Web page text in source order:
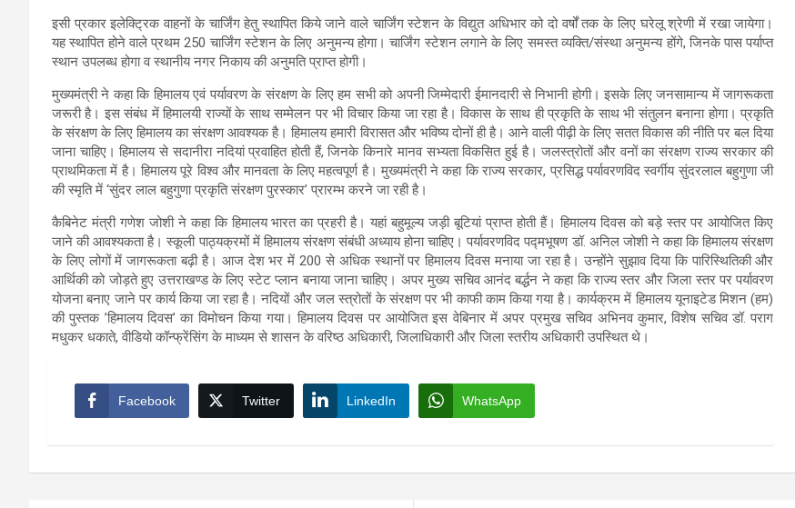
इसी प्रकार इलेक्ट्रिक वाहनों के चार्जिंग हेतु स्थापित किये जाने वाले चार्जिंग स्टेशन के विद्युत अधिभार को दो वर्षों तक के लिए घरेलू श्रेणी में रखा जायेगा।
यह स्थापित होने वाले प्रथम 250 चार्जिंग स्टेशन के लिए अनुमन्य होगा। चार्जिंग स्टेशन लगाने के लिए समस्त व्यक्ति/संस्था अनुमन्य होंगे, जिनके पास पर्याप्त
स्थान उपलब्ध होगा व स्थानीय नगर निकाय की अनुमति प्राप्त होगी।
मुख्यमंत्री ने कहा कि हिमालय एवं पर्यावरण के संरक्षण के लिए हम सभी को अपनी जिम्मेदारी ईमानदारी से निभानी होगी। इसके लिए जनसामान्य में जागरूकता
जरूरी है। इस संबंध में हिमालयी राज्यों के साथ सम्मेलन पर भी विचार किया जा रहा है। विकास के साथ ही प्रकृति के साथ भी संतुलन बनाना होगा। प्रकृति
के संरक्षण के लिए हिमालय का संरक्षण आवश्यक है। हिमालय हमारी विरासत और भविष्य दोनों ही है। आने वाली पीढ़ी के लिए सतत विकास की नीति पर बल दिया
जाना चाहिए। हिमालय से सदानीरा नदियां प्रवाहित होती हैं, जिनके किनारे मानव सभ्यता विकसित हुई है। जलस्त्रोतों और वनों का संरक्षण राज्य सरकार की
प्राथमिकता में है। हिमालय पूरे विश्व और मानवता के लिए महत्वपूर्ण है। मुख्यमंत्री ने कहा कि राज्य सरकार, प्रसिद्ध पर्यावरणविद स्वर्गीय सुंदरलाल बहुगुणा जी
की स्मृति में ‘सुंदर लाल बहुगुणा प्रकृति संरक्षण पुरस्कार’ प्रारम्भ करने जा रही है।
कैबिनेट मंत्री गणेश जोशी ने कहा कि हिमालय भारत का प्रहरी है। यहां बहुमूल्य जड़ी बूटियां प्राप्त होती हैं। हिमालय दिवस को बड़े स्तर पर आयोजित किए
जाने की आवश्यकता है। स्कूली पाठ्यक्रमों में हिमालय संरक्षण संबंधी अध्याय होना चाहिए। पर्यावरणविद पद्मभूषण डॉ. अनिल जोशी ने कहा कि हिमालय संरक्षण
के लिए लोगों में जागरूकता बढ़ी है। आज देश भर में 200 से अधिक स्थानों पर हिमालय दिवस मनाया जा रहा है। उन्होंने सुझाव दिया कि पारिस्थितिकी और
आर्थिकी को जोड़ते हुए उत्तराखण्ड के लिए स्टेट प्लान बनाया जाना चाहिए। अपर मुख्य सचिव आनंद बर्द्धन ने कहा कि राज्य स्तर और जिला स्तर पर पर्यावरण
योजना बनाए जाने पर कार्य किया जा रहा है। नदियों और जल स्त्रोतों के संरक्षण पर भी काफी काम किया गया है। कार्यक्रम में हिमालय यूनाइटेड मिशन (हम)
की पुस्तक ’हिमालय दिवस’ का विमोचन किया गया। हिमालय दिवस पर आयोजित इस वेबिनार में अपर प्रमुख सचिव अभिनव कुमार, विशेष सचिव डॉ. पराग
मधुकर धकाते, वीडियो कॉन्फ्रेंसिंग के माध्यम से शासन के वरिष्ठ अधिकारी, जिलाधिकारी और जिला स्तरीय अधिकारी उपस्थित थे।
Facebook Twitter LinkedIn WhatsApp